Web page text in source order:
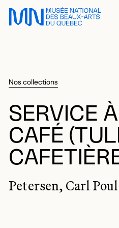
Sauter au menu principal
Sauter au contenu principal
Sauter au pied de page
Nos collections
SERVICE
CAFÉ
Petersen, Carl Poul